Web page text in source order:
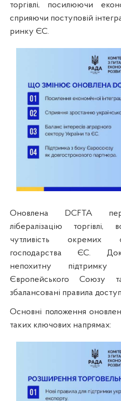
торгівлі, посилюючи
сприяючи поступовій
ринку ЄС.
Оновлена DCFTA
лібералізацію торгівлі,
чутливість окремих
господарства ЄС.
непохитну
Європейського Союзу
збалансовані правила
Основні положення
таких ключових напрямах: